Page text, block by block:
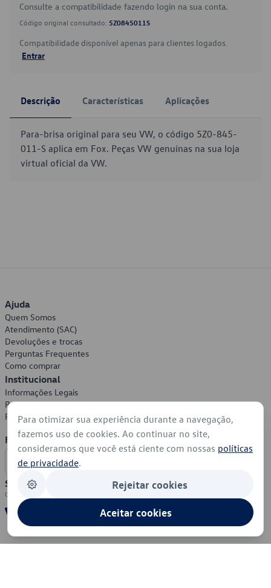
Consulte a compatibilidade fazendo login na sua conta.
Código original consultado: 5Z0845011S
Compatibilidade disponível apenas para clientes logados.
Entrar
Descrição Características Aplicações
Para-brisa original para seu VW, o código 5Z0-845-
011-S aplica em Fox. Peças VW genuínas na sua loja
virtual oficial da VW.
Ajuda
Quem Somos
Atendimento (SAC)
Devoluções e trocas
Perguntas Frequentes
Como comprar
Institucional
Informações Legais
Política de Privacidade
Política de Cookies
Formas de Pagamento
Segurança
Para otimizar sua experiência durante a navegação,
fazemos uso de cookies. Ao continuar no site,
consideramos que você está ciente com nossas políticas
de privacidade.
Rejeitar cookies
Aceitar cookies